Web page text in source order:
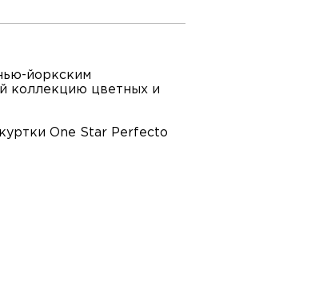
йоркским
коллекцию цветных и
One Star Perfecto